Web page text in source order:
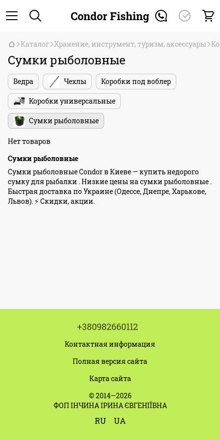
Condor Fishing
Каталог Хранение, инструмент, туризм, аксессуары
Сумки рыболовные
Ведра Чехлы Коробки под воблер
Коробки универсальные
Сумки рыболовные
Нет товаров
Сумки рыболовные
Сумки рыболовные Condor в Киеве — купить недорого
сумку для рыбалки . Низкие цены на сумки рыболовные .
Быстрая доставка по Украине (Одессе, Днепре, Харькове,
Львов). ⚡ Скидки, акции.
+380982660112
Контактная информация
Полная версия сайта
Карта сайта
© 2014—2026
ФОП ІНЧИНА ІРИНА ЄВГЕНІЇВНА
RU UA